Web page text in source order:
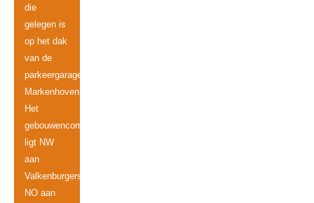
die
gelegen is
op het dak
van de
parkeergarage
Markenhoven.
Het
gebouwencomplex
ligt NW
aan
Valkenburgerstraat,
NO aan